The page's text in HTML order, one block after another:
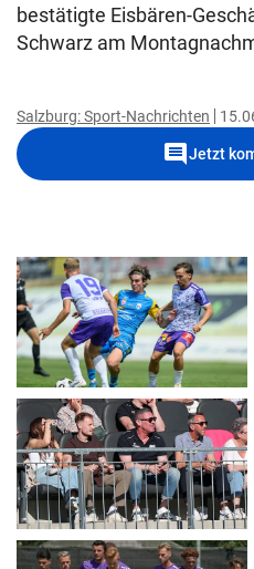
bestätigte Eisbären-
Schwarz am
Salzburg: Sport-Nachrichten
commentJetzt